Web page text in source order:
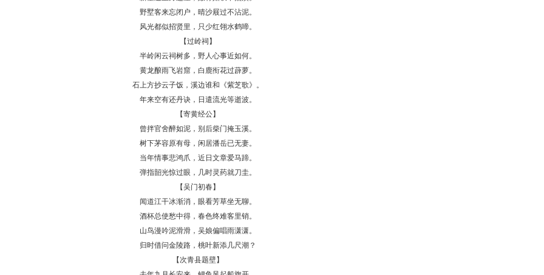
野墅客来忘闭户，晴沙屐过不沾泥。
风光都似招贤里，只少红翎水鹤啼。
【过岭祠】
半岭闲云祠树多，野人心事近如何。
黄龙酿雨飞岩窟，白鹿衔花过薜萝。
石上方抄云子饭，溪边谁和《紫芝歌》。
年来空有还丹诀，日遣流光等逝波。
【寄黄经公】
曾拌官舍醉如泥，别后柴门掩玉溪。
树下茅容原有母，闲居潘岳已无妻。
当年情事悲鸿爪，近日文章爱马蹄。
弹指韶光惊过眼，几时灵药就刀圭。
【吴门初春】
闻道江干冰渐消，眼看芳草坐无聊。
酒杯总使愁中得，春色终难客里销。
山鸟漫吟泥滑滑，吴娘偏唱雨潇潇。
归时借问金陵路，桃叶新添几尺潮？
【次青县题壁】